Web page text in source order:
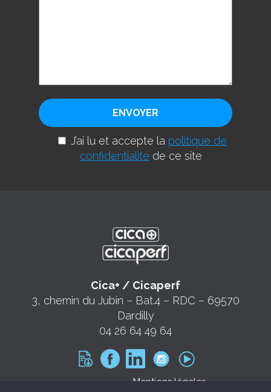
J’ai lu et accepte la politique de
confidentialité de ce site
Cica+ / Cicaperf
3, chemin du Jubin – Bat.4 – RDC – 69570
Dardilly
04 26 64 49 64
Mentions légales